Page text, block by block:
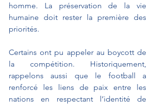
homme. La préservation de la vie
humaine doit rester la première des
priorités.
Certains ont pu appeler au boycott de
la compétition. Historiquement,
rappelons aussi que le football a
renforcé les liens de paix entre les
nations en respectant l’identité de